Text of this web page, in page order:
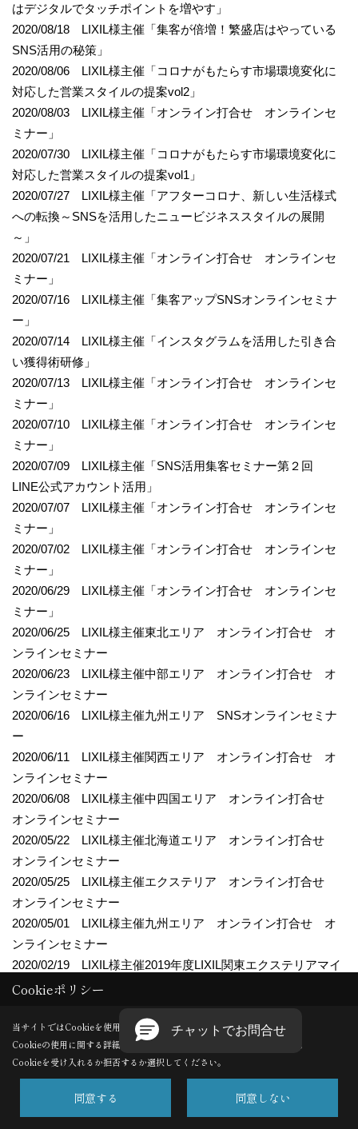
はデジタルでタッチポイントを増やす」
2020/08/18 LIXIL様主催「集客が倍増！繁盛店はやっている
SNS活用の秘策」
2020/08/06 LIXIL様主催「コロナがもたらす市場環境変化に
対応した営業スタイルの提案vol2」
2020/08/03 LIXIL様主催「オンライン打合せ オンラインセ
ミナー」
2020/07/30 LIXIL様主催「コロナがもたらす市場環境変化に
対応した営業スタイルの提案vol1」
2020/07/27 LIXIL様主催「アフターコロナ、新しい生活様式
への転換～SNSを活用したニュービジネススタイルの展開
～」
2020/07/21 LIXIL様主催「オンライン打合せ オンラインセ
ミナー」
2020/07/16 LIXIL様主催「集客アップSNSオンラインセミナ
ー」
2020/07/14 LIXIL様主催「インスタグラムを活用した引き合
い獲得術研修」
2020/07/13 LIXIL様主催「オンライン打合せ オンラインセ
ミナー」
2020/07/10 LIXIL様主催「オンライン打合せ オンラインセ
ミナー」
2020/07/09 LIXIL様主催「SNS活用集客セミナー第２回
LINE公式アカウント活用」
2020/07/07 LIXIL様主催「オンライン打合せ オンラインセ
ミナー」
2020/07/02 LIXIL様主催「オンライン打合せ オンラインセ
ミナー」
2020/06/29 LIXIL様主催「オンライン打合せ オンラインセ
ミナー」
2020/06/25 LIXIL様主催東北エリア オンライン打合せ オ
ンラインセミナー
2020/06/23 LIXIL様主催中部エリア オンライン打合せ オ
ンラインセミナー
2020/06/16 LIXIL様主催九州エリア SNSオンラインセミナ
ー
2020/06/11 LIXIL様主催関西エリア オンライン打合せ オ
ンラインセミナー
2020/06/08 LIXIL様主催中四国エリア オンライン打合せ
オンラインセミナー
2020/05/22 LIXIL様主催北海道エリア オンライン打合せ
オンラインセミナー
2020/05/25 LIXIL様主催エクステリア オンライン打合せ
オンラインセミナー
2020/05/01 LIXIL様主催九州エリア オンライン打合せ オ
ンラインセミナー
2020/02/19 LIXIL様主催2019年度LIXIL関東エクステリアマイ
スター会 東京
2020/02/18 LIXIL様主催2019年度LIXIL関東エクステリアマイ
スター会 埼玉
2020/02/17 LIXIL様主催2019年度LIXIL関東エクステリアマイ
スター会 群馬
Cookieポリシー
当サイトではCookieを使用します。
Cookieの使用に関する詳細は 「プライバシーポリシー
」をご覧ください。
Cookieを受け入れるか拒否するか選択してください。
同意する 同意しない